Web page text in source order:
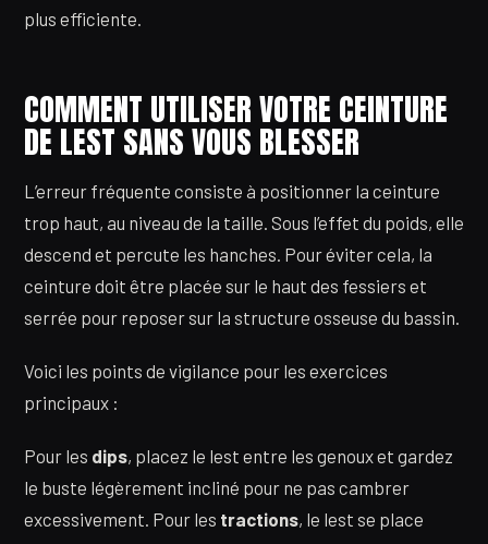
plus efficiente.
COMMENT UTILISER VOTRE CEINTURE
DE LEST SANS VOUS BLESSER
L’erreur fréquente consiste à positionner la ceinture
trop haut, au niveau de la taille. Sous l’effet du poids, elle
descend et percute les hanches. Pour éviter cela, la
ceinture doit être placée sur le haut des fessiers et
serrée pour reposer sur la structure osseuse du bassin.
Voici les points de vigilance pour les exercices
principaux :
Pour les dips, placez le lest entre les genoux et gardez
le buste légèrement incliné pour ne pas cambrer
excessivement. Pour les tractions, le lest se place